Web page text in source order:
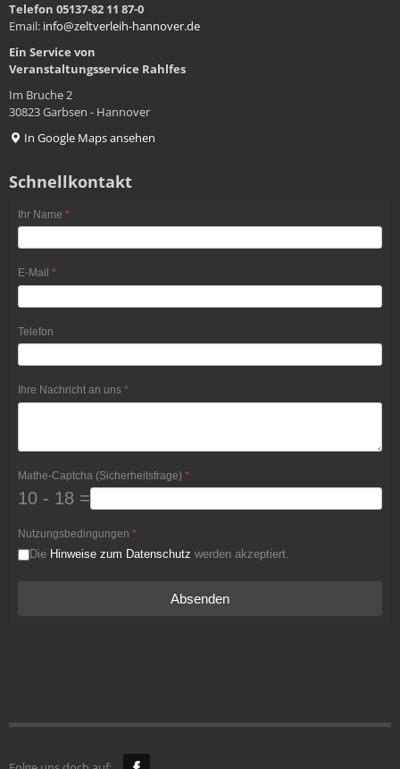
Telefon 05137-82 11 87-0
Email: info@zeltverleih-hannover.de
Ein Service von
Veranstaltungsservice Rahlfes
Im Bruche 2
30823 Garbsen - Hannover
In Google Maps ansehen
Schnellkontakt
Ihr Name *
E-Mail *
Telefon
Ihre Nachricht an uns *
Mathe-Captcha (Sicherheitsfrage) *
10 - 18 =
Nutzungsbedingungen *
Die Hinweise zum Datenschutz werden akzeptiert.
Absenden